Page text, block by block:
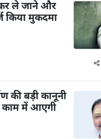
ले जाने और
किया मुकदमा
की बड़ी कानूनी
काम में आएगी